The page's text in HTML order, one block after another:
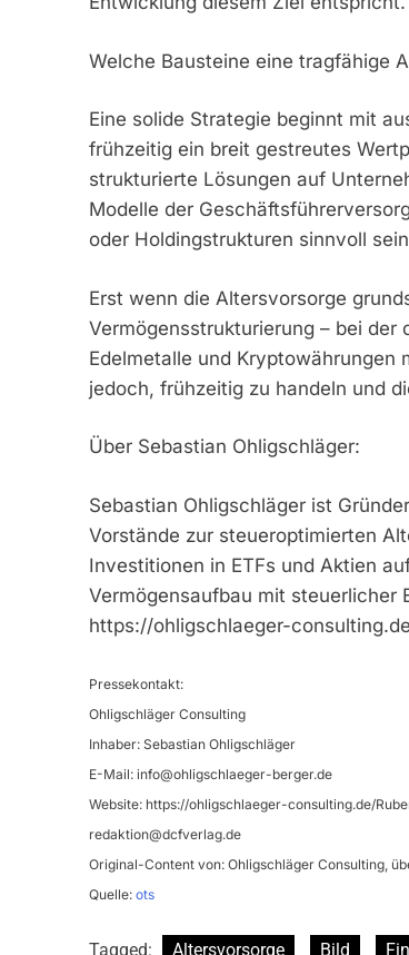
Welche Bausteine eine tragfähige
Eine solide Strategie beginnt mit
frühzeitig ein breit gestreutes
strukturierte Lösungen auf
Modelle der
oder Holdingstrukturen sinnvoll
Erst wenn die Altersvorsorge
Vermögensstrukturierung – bei der
Edelmetalle und Kryptowährungen
jedoch, frühzeitig zu handeln und
Über Sebastian Ohligschläger:
Sebastian Ohligschläger ist
Vorstände zur steueroptimierten
Investitionen in ETFs und Aktien
Vermögensaufbau mit steuerlicher
https://ohligschlaeger-
Pressekontakt:
Ohligschläger Consulting
Inhaber: Sebastian Ohligschläger
E-Mail: info@ohligschlaeger-berger.de
Website: https://ohligschlaeger-consulting.de/
redaktion@dcfverlag.de
Original-Content von: Ohligschläger Consulting,
Quelle: ots
Tagged: Altersvorsorge Bild